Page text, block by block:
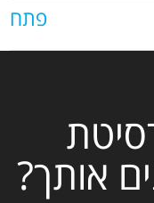
פתח
אותך?